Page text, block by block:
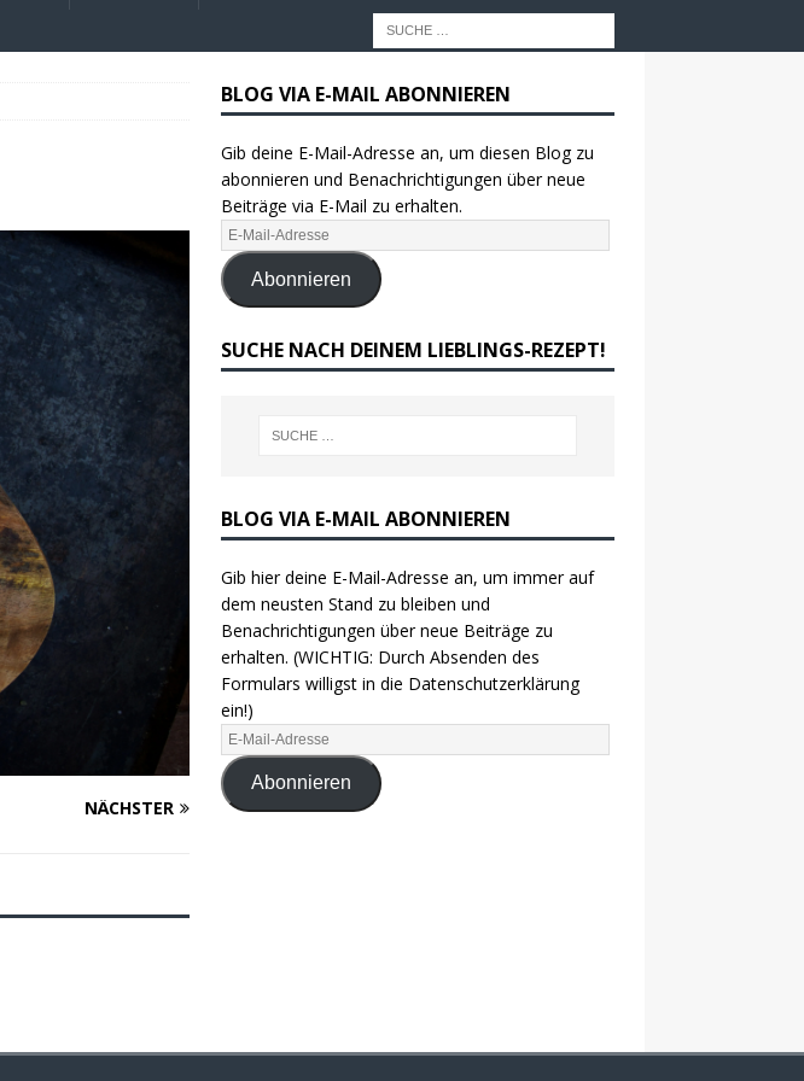
NÄCHSTER
BLOG VIA E-MAIL ABONNIEREN
Gib deine E-Mail-Adresse an, um diesen Blog zu
abonnieren und Benachrichtigungen über neue
Beiträge via E-Mail zu erhalten.
Abonnieren
SUCHE NACH DEINEM LIEBLINGS-REZEPT!
BLOG VIA E-MAIL ABONNIEREN
Gib hier deine E-Mail-Adresse an, um immer auf
dem neusten Stand zu bleiben und
Benachrichtigungen über neue Beiträge zu
erhalten. (WICHTIG: Durch Absenden des
Formulars willigst in die Datenschutzerklärung
ein!)
Abonnieren